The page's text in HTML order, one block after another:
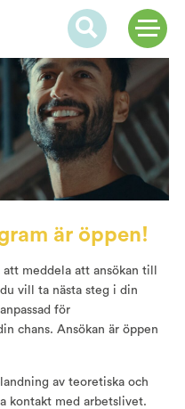
är öppen!
meddela att ansökan till
vill ta nästa steg i din
för
chans. Ansökan är öppen
av teoretiska och
kontakt med arbetslivet.